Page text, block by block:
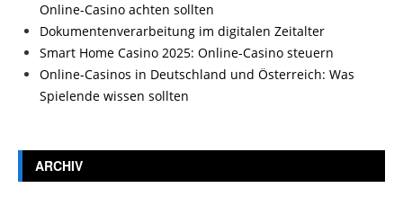
Online-Casino achten sollten
Dokumentenverarbeitung im digitalen Zeitalter
Smart Home Casino 2025: Online-Casino steuern
Online-Casinos in Deutschland und Österreich: Was
Spielende wissen sollten
ARCHIV